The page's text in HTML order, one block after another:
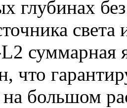
глубинах
суммарная
что
большом